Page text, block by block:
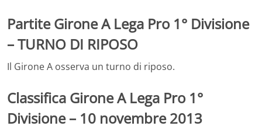
Partite Girone A Lega Pro 1° Divisione
– TURNO DI RIPOSO
Il Girone A osserva un turno di riposo.
Classifica Girone A Lega Pro 1°
Divisione – 10 novembre 2013